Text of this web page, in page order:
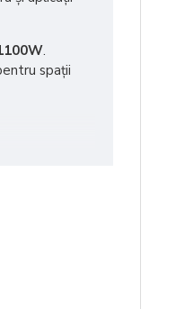
.
spații